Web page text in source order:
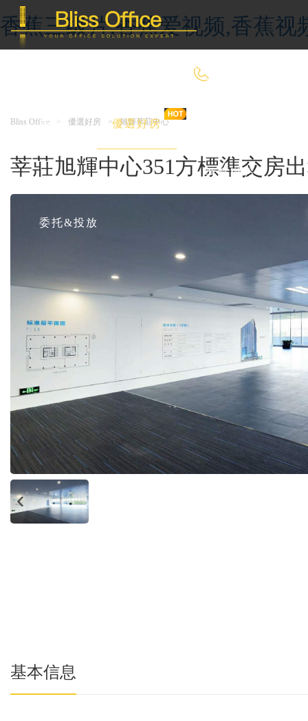
香蕉三级片,香蕉爱视频,香蕉视
首 頁 優選好房
共享辦公
委托&投放
Bliss Office > 優選好房 > 旭輝莘莊中心
莘莊旭輝中心351方標準交房
基本信息